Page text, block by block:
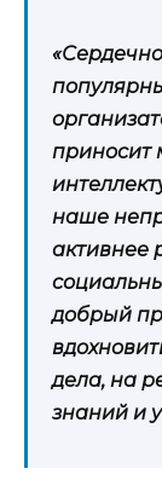
приносит
наше
активнее
добрый
дела, на
знаний и